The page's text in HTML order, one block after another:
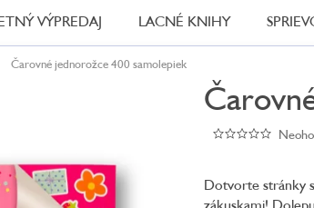
VÝPREDAJ LACNÉ KNIHY
Čarovné jednorožce 400 samolepiek
je
0,0
Dotvorte stránky
zákuskami!